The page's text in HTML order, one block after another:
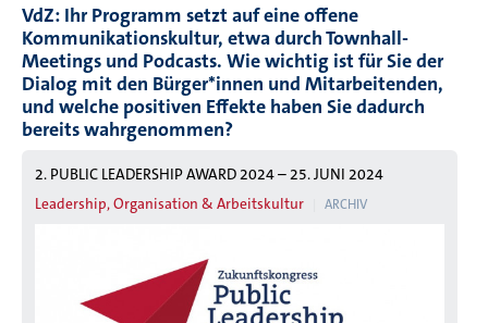
VdZ: Ihr Programm setzt auf eine offene
Kommunikationskultur, etwa durch Townhall-
Meetings und Podcasts. Wie wichtig ist für Sie der
Dialog mit den Bürger*innen und Mitarbeitenden,
und welche positiven Effekte haben Sie dadurch
bereits wahrgenommen?
2. PUBLIC LEADERSHIP AWARD 2024 – 25. JUNI 2024
Leadership, Organisation & Arbeitskultur ARCHIV